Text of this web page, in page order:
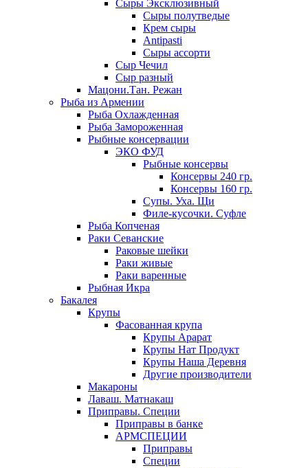
Сыры Эксклюзивный
Сыры полутведые
Крем сыры
Antipasti
Сыры ассорти
Сыр Чечил
Сыр разный
Мацони.Тан. Режан
Рыба из Армении
Рыба Охлажденная
Рыба Замороженная
Рыбные консервации
ЭКО ФУД
Рыбные консервы
Консервы 240 гр.
Консервы 160 гр.
Супы. Уха. Щи
Филе-кусочки. Суфле
Рыба Копченая
Раки Севанские
Раковые шейки
Раки живые
Раки варенные
Рыбная Икра
Бакалея
Крупы
Фасованная крупа
Крупы Арарат
Крупы Нат Продукт
Крупы Наша Деревня
Другие производители
Макароны
Лаваш. Матнакаш
Приправы. Специи
Приправы в банке
АРМСПЕЦИИ
Приправы
Специи